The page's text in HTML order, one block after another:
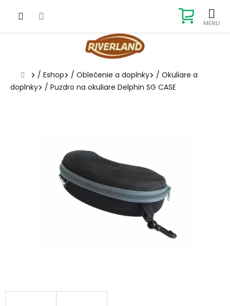
KOŠÍK
Domov
/ Eshop / Oblečenie a doplnky / Okuliare a
doplnky
/ Puzdro na okuliare Delphin SG CASE